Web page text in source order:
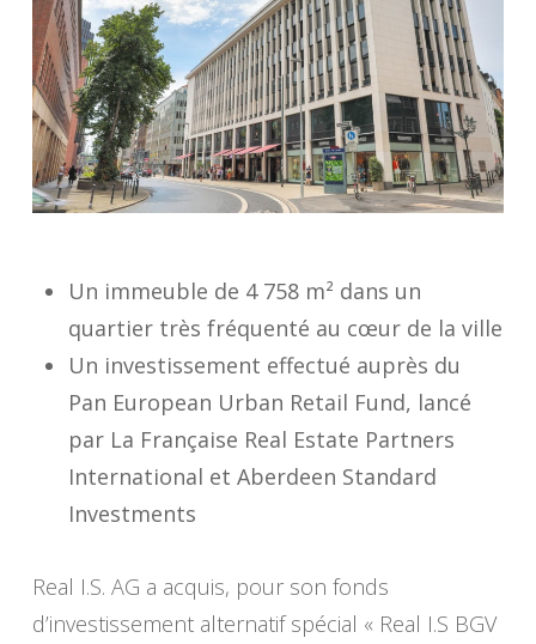
Un immeuble de 4 758 m² dans un
quartier très fréquenté au cœur de la ville
Un investissement effectué auprès du
Pan European Urban Retail Fund, lancé
par La Française Real Estate Partners
International et Aberdeen Standard
Investments
Real I.S. AG a acquis, pour son fonds
d’investissement alternatif spécial « Real I.S BGV